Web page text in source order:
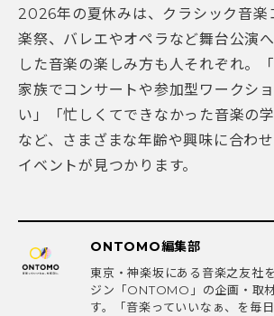
2026年の夏休みは、クラシック音楽
楽祭、バレエやオペラなど舞台公演
した音楽の楽しみ方も人それぞれ。
家族でコンサートや参加型ワークシ
い」「忙しくてできなかった音楽の
など、さまざまな年齢や興味に合わ
イベントが見つかります。
ONTOMO編集部
東京・神楽坂にある音楽之友社
ジン「ONTOMO」の企画・取
す。「音楽っていいなぁ、を毎